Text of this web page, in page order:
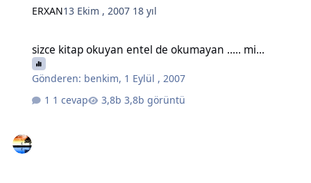
ERXAN13 Ekim , 2007 18 yıl
sizce kitap okuyan entel de okumayan ..... mi...
Gönderen: benkim, 1 Eylül , 2007
1 cevap
3,8b görüntü